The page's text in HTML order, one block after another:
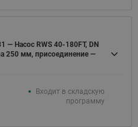
— Насос RWS 40-180FT, DN
250 мм, присоединение —
Входит в складскую
программу